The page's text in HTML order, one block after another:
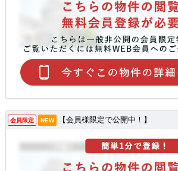
会員限定 NEW 【会員様限定で公開中！】